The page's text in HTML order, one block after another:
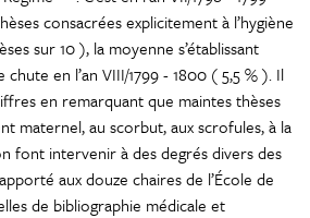
consacrées explicitement à l’hygiène
sur 10 ), la moyenne s’établissant
chute en l’an VIII/1799 - 1800 ( 5,5 % ). Il
en remarquant que maintes thèses
maternel, au scorbut, aux scrofules, à la
font intervenir à des degrés divers des
aux douze chaires de l’École de
de bibliographie médicale et